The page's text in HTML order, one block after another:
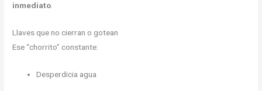
inmediato
Llaves que no cierran o gotean
Ese “chorrito” constante:
Desperdicia agua